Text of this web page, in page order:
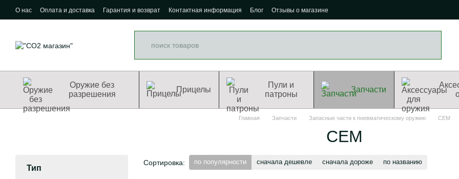
Перейти к основному контенту
О нас Оплата и доставка Гарантия и возврат Контактная информация Блог Отзывы о магазине
Оружие без
разрешения
Прицелы
Пули и
патроны
Запчасти
Главная Запчасти Запасные части к пневматическому оружию СЕМ
СЕМ
Сортировка: по популярности сначала дешевле сначала дороже по названию
Тип